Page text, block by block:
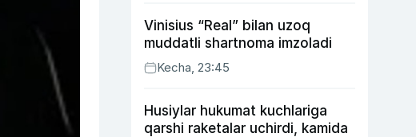
Vinisius “Real” bilan uzoq
muddatli shartnoma imzoladi
Kecha, 23:45
Husiylar hukumat kuchlariga
qarshi raketalar uchirdi, kamida